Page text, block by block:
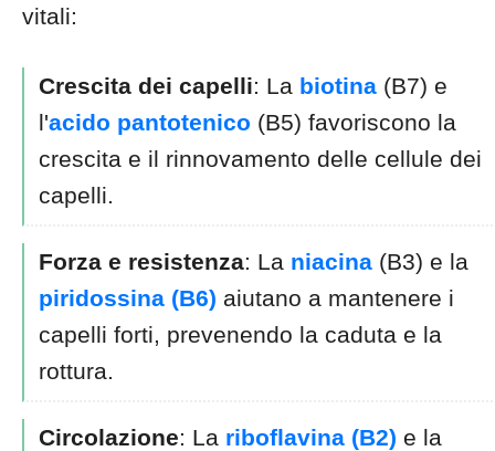
vitali:
Crescita dei capelli: La biotina(B7) e
l'acido pantotenico (B5) favoriscono la
crescita e il rinnovamento delle cellule dei
capelli.
Forza e resistenza: La niacina(B3) e la
piridossina (B6) aiutano a mantenere i
capelli forti, prevenendo la caduta e la
rottura.
Circolazione: La riboflavina (B2) e la